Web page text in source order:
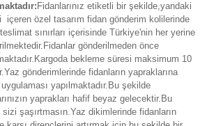
Fidanlarınız etiketli bir şekilde,yandaki
içeren özel tasarım fidan gönderim kolilerinde
sınırları içerisinde Türkiye'nin her yerine
gönderilmeden önce
bekleme süresi maksimum 10
gönderimlerinde fidanların yapraklarına
yapılmaktadır.Bu şekilde
yaprakları hafif beyaz gelecektir.Bu
sizi şaşırtmasın.Yaz dikimlerinde fidanların